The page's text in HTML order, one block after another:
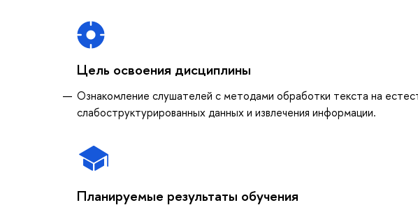
Цель освоения дисциплины
Ознакомление слушателей с методами обработки текста на
слабоструктурированных данных и извлечения информации.
Планируемые результаты обучения